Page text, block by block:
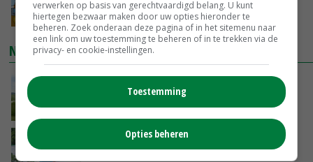
08-08-2026
NIEUWSTE VIDEO'S
POAH!: John Deere 7730
08-08-2026
Oekraïne-vlogger Kees Huizinga: ‘Bezoek van
de ambassade mag zelf groente plukken’
verwerken op basis van gerechtvaardigd belang. U kunt
hiertegen bezwaar maken door uw opties hieronder te
beheren. Zoek onderaan deze pagina of in het sitemenu naar
een link om uw toestemming te beheren of in te trekken via de
privacy- en cookie-instellingen.
Toestemming
Opties beheren